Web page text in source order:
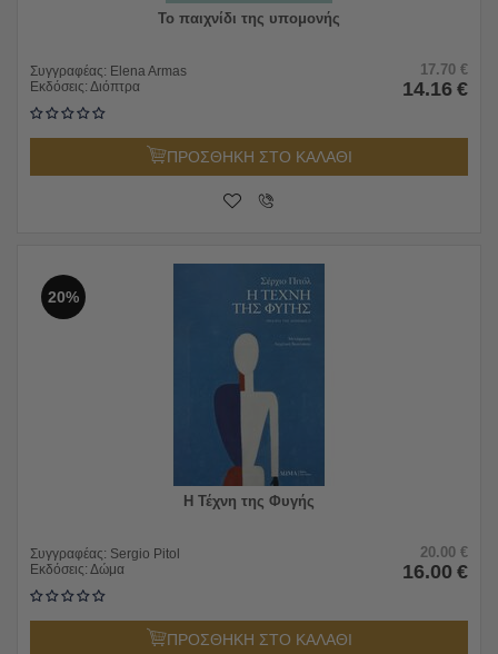
Το παιχνίδι της υπομονής
Συγγραφέας: Elena Armas
Εκδόσεις: Διόπτρα
17.70 €
14.16 €
ΠΡΟΣΘΗΚΗ ΣΤΟ ΚΑΛΑΘΙ
20%
Η Τέχνη της Φυγής
Συγγραφέας: Sergio Pitol
Εκδόσεις: Δώμα
20.00 €
16.00 €
ΠΡΟΣΘΗΚΗ ΣΤΟ ΚΑΛΑΘΙ